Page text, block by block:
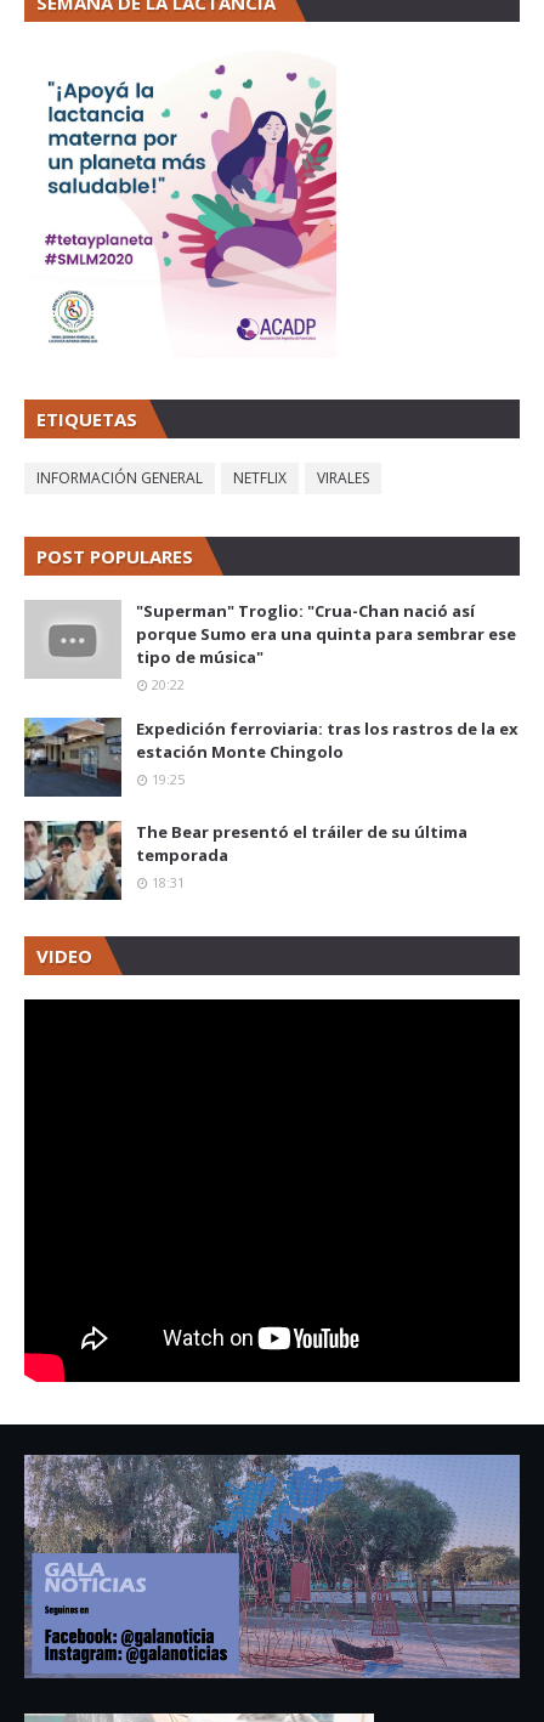
ETIQUETAS
INFORMACIÓN GENERAL NETFLIX VIRALES
POST POPULARES
"Superman" Troglio: "Crua-Chan nació así
porque Sumo era una quinta para sembrar ese
tipo de música"
20:22
Expedición ferroviaria: tras los rastros de la ex
estación Monte Chingolo
19:25
The Bear presentó el tráiler de su última
temporada
18:31
VIDEO